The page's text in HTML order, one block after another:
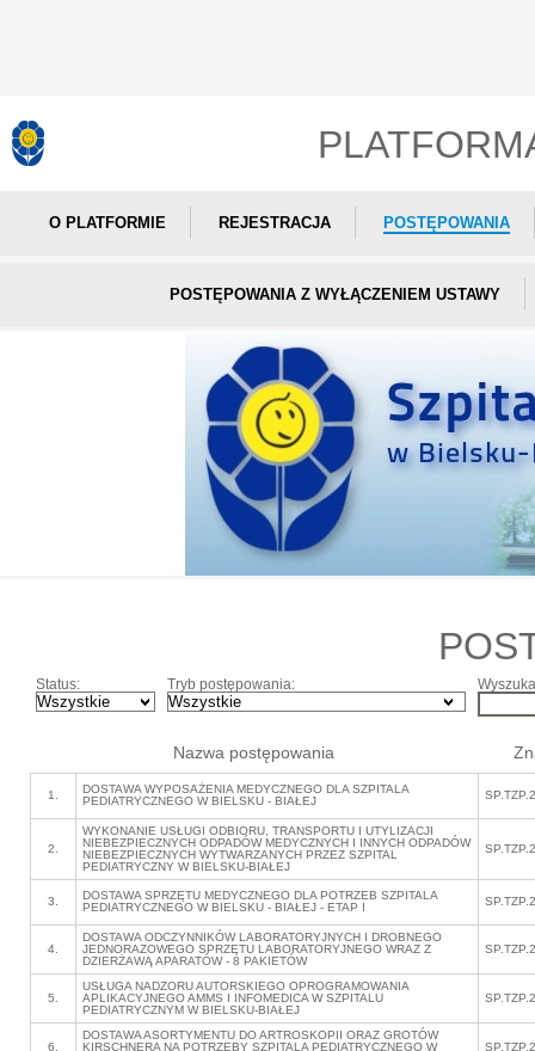
O PLATFORMIE REJESTRACJA POSTĘPOWANIA
POSTĘPOWANIA Z WYŁĄCZENIEM USTAWY
Status: Tryb postępowania:
Nazwa postępowania
1.
DOSTAWA WYPOSAŻENIA MEDYCZNEGO DLA SZPITALA
PEDIATRYCZNEGO W BIELSKU - BIAŁEJ
2.
WYKONANIE USŁUGI ODBIORU, TRANSPORTU I UTYLIZACJI
NIEBEZPIECZNYCH ODPADÓW MEDYCZNYCH I INNYCH ODPADÓW
NIEBEZPIECZNYCH WYTWARZANYCH PRZEZ SZPITAL
PEDIATRYCZNY W BIELSKU-BIAŁEJ
3.
DOSTAWA SPRZĘTU MEDYCZNEGO DLA POTRZEB SZPITALA
PEDIATRYCZNEGO W BIELSKU - BIAŁEJ - ETAP I
4.
DOSTAWA ODCZYNNIKÓW LABORATORYJNYCH I DROBNEGO
JEDNORAZOWEGO SPRZĘTU LABORATORYJNEGO WRAZ Z
DZIERŻAWĄ APARATÓW - 8 PAKIETÓW
5.
USŁUGA NADZORU AUTORSKIEGO OPROGRAMOWANIA
APLIKACYJNEGO AMMS I INFOMEDICA W SZPITALU
PEDIATRYCZNYM W BIELSKU-BIAŁEJ
6.
DOSTAWA ASORTYMENTU DO ARTROSKOPII ORAZ GROTÓW
KIRSCHNERA NA POTRZEBY SZPITALA PEDIATRYCZNEGO W